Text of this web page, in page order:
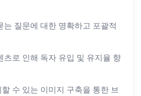
는 질문에 대한 명확하고 포괄적
츠로 인해 독자 유입 및 유지율 향
수 있는 이미지 구축을 통한 브